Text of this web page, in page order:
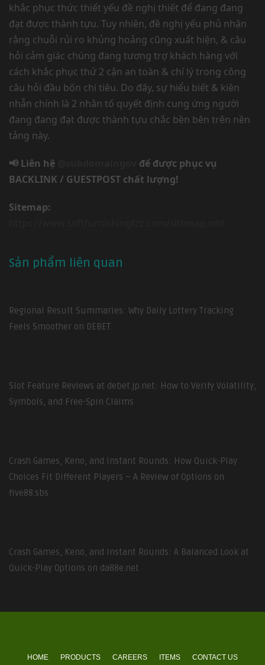
khắc phục thức thiết yếu đề nghị thiết để đang đang
đạt được thành tựu. Tuy nhiên, đề nghị yếu phủ nhận
rằng chuỗi rủi ro khủng hoảng cũng xuất hiện, & câu
hỏi cảm giác chúng đang tương trợ khách hàng với
cách khắc phục thứ 2 cận an toàn & chí lý trong công
câu hỏi đầu bốn chi tiêu. Do đấy, sự hiểu biết & kiên
nhẫn chính là 2 nhân tố quyết định cung ứng người
đang đang đạt được thành tựu chắc bền bên trên nền
tảng này.
📢 Liên hệ
để được phục vụ
BACKLINK / GUESTPOST chất lượng!
Sitemap:
Sản phẩm liên quan
Regional Result Summaries: Why Daily Lottery Tracking
Feels Smoother on DEBET
Slot Feature Reviews at debet.jp.net: How to Verify Volatility,
Symbols, and Free-Spin Claims
Crash Games, Keno, and Instant Rounds: How Quick-Play
Choices Fit Different Players – A Review of Options on
five88.sbs
Crash Games, Keno, and Instant Rounds: A Balanced Look at
Quick-Play Options on da88e.net
HOME PRODUCTS CAREERS ITEMS CONTACT US